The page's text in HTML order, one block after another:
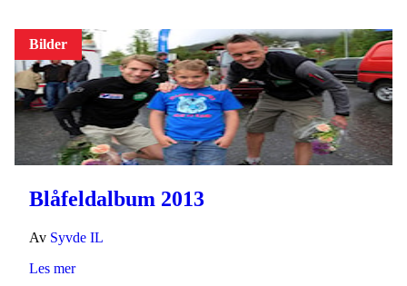
Bilder
Blåfeldalbum 2013
Av Syvde IL
Les mer